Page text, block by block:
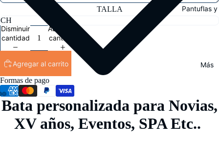
Pantuflas y
Más
TALLA
Disminuir
cantidad
Aumentar
cantidad
Agregar al carrito
Formas de pago
Bata personalizada para Novias,
XV años, Eventos, SPA Etc..